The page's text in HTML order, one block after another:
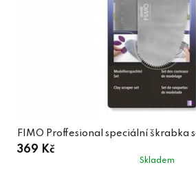
FIMO Proffesional speciální škrabka
369 Kč
Skladem